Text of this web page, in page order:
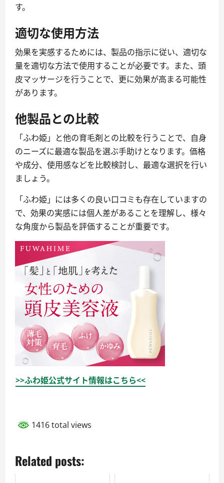
す。
適切な使用方法
効果を実感するためには、製品の指示に従い、適切な
量を適切な方法で使用することが必要です。また、頭
皮マッサージを行うことで、更に効果が高まる可能性
があります。
他製品との比較
「ふわ姫」と他の育毛剤との比較を行うことで、自身
のニーズに最適な製品を選ぶ手助けとなります。価格
や成分、使用感などを比較検討し、最適な選択を行い
ましょう。
「ふわ姫」には多くの良い口コミも存在していますの
で、効果の実感には個人差があることを理解し、様々
な角度から製品を評価することが重要です。
>>ふわ姫公式サイト情報はこちら<<
1416 total views
Related posts: